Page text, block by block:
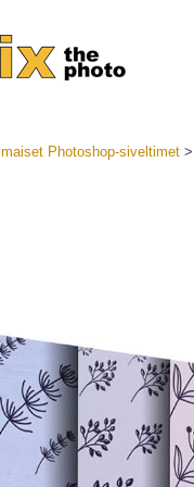
Ilmaiset Photoshop-siveltimet>